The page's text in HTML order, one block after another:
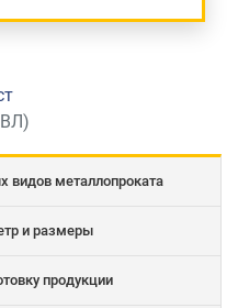
видов металлопроката
и размеры
продукции